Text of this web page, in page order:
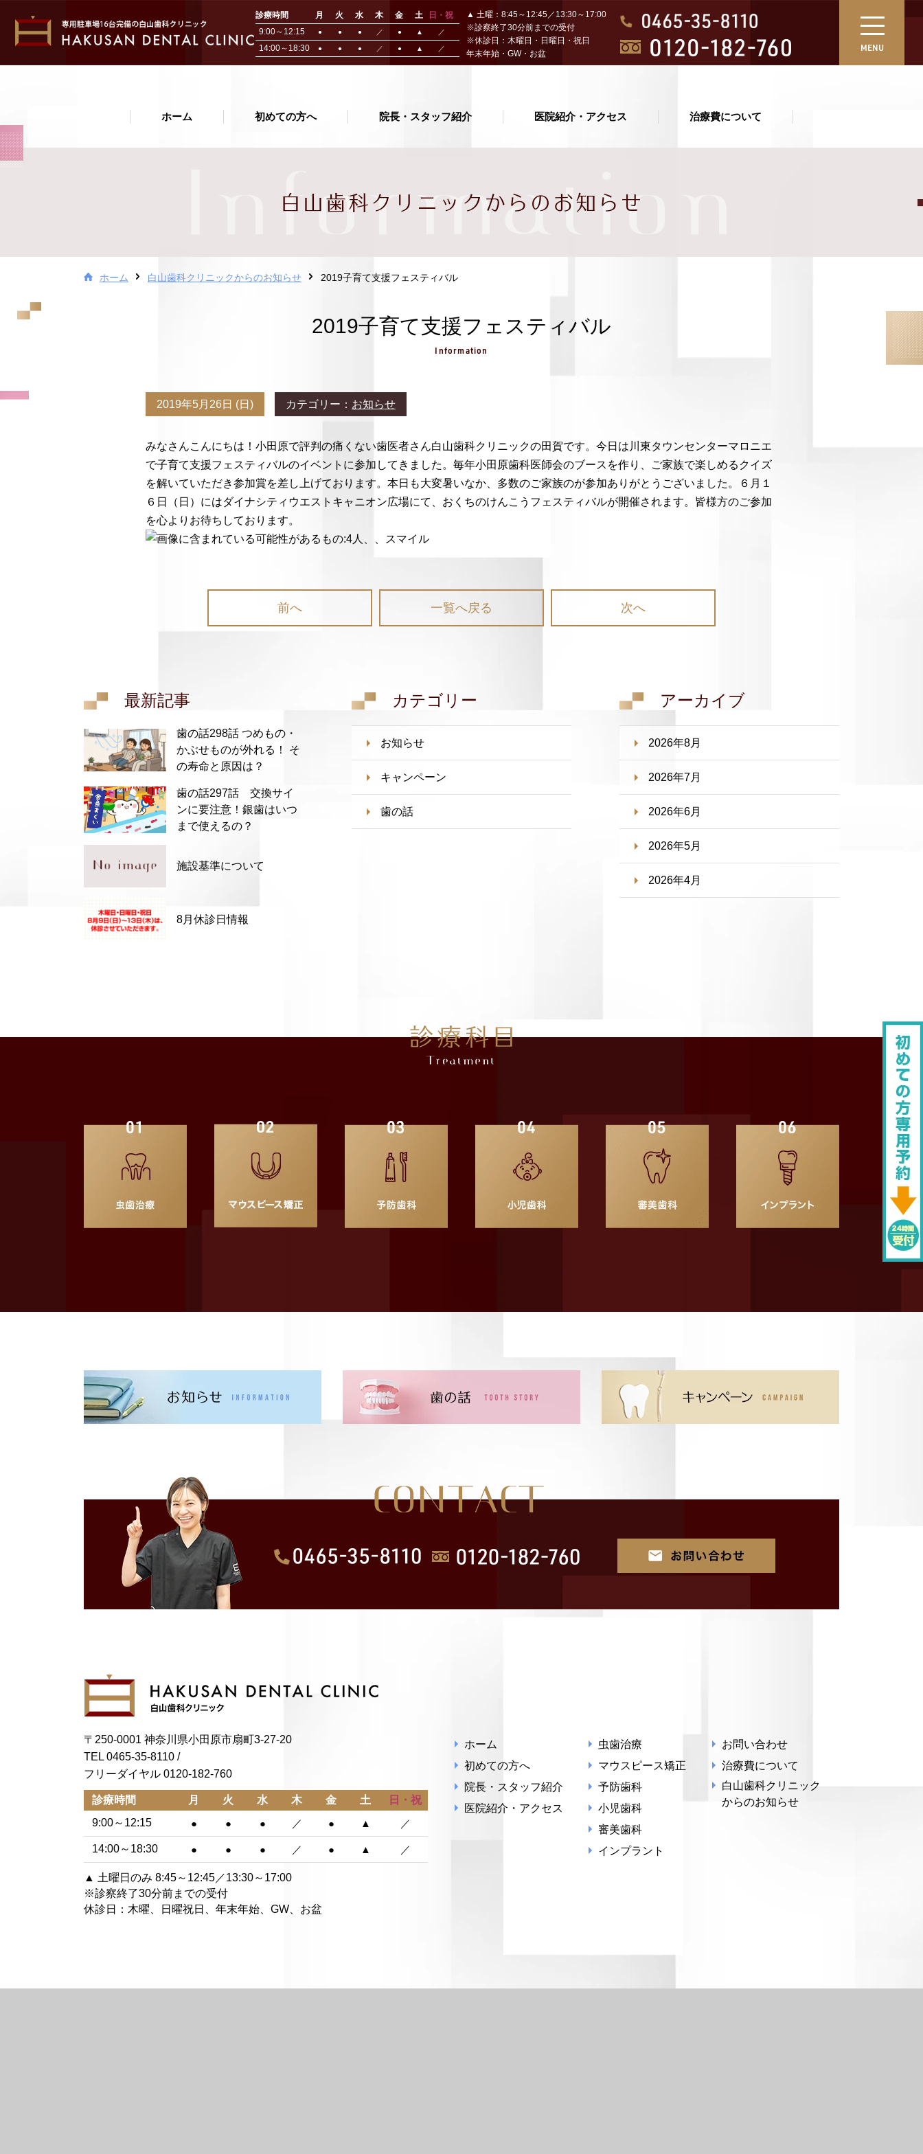
診療時間 月 火 水 木 金 土
日・祝
9:00～12:15
● ● ● ／ ● ▲ ／
14:00～18:30 ● ● ● ／ ● ▲ ／
▲ 土曜：8:45～12:45／13:30～17:00
※診察終了30分前までの受付
※休診日：木曜日・日曜日・祝日
年末年始・GW・お盆
MENU
ホーム 初めての方へ 院長・スタッフ紹介 医院紹介・アクセス 治療費について
医院紹介・アクセス
治療費について
白山歯科クリニック からのお知らせ
Information
ホーム 白山歯科クリニックからのお知らせ 2019子育て支援フェスティバル
2019子育て支援フェスティバル
Information
2019年5月26日 (日) カテゴリー： お知らせ
みなさんこんにちは！小田原で評判の痛くない歯医者さん白山歯科クリニックの田賀です。今日は川東タウンセンターマロニエ
で子育て支援フェスティバルのイベントに参加してきました。毎年小田原歯科医師会のブースを作り、ご家族で楽しめるクイズ
を解いていただき参加賞を差し上げております。本日も大変暑いなか、多数のご家族のが参加ありがとうございました。６月１
６日（日）にはダイナシティウエストキャニオン広場にて、おくちのけんこうフェスティバルが開催されます。皆様方のご参加
を心よりお待ちしております。
前へ 一覧へ戻る 次へ
最新記事
歯の話298話 つめもの・
かぶせものが外れる！ そ
の寿命と原因は？
歯の話297話 交換サイ
ンに要注意！銀歯はいつ
まで使えるの？
施設基準について
8月休診日情報
カテゴリー
お知らせ
キャンペーン
歯の話
アーカイブ
2026年8月
2026年7月
2026年6月
2026年5月
2026年4月
〒250-0001 神奈川県小田原市扇町3-27-20
TEL 0465-35-8110 /
フリーダイヤル 0120-182-760
診療時間 月 火 水 木 金 土
日・祝
9:00～12:15
● ● ● ／ ● ▲ ／
14:00～18:30 ● ● ● ／ ● ▲ ／
▲ 土曜日のみ 8:45～12:45／13:30～17:00
※診察終了30分前までの受付
休診日：木曜、日曜祝日、年末年始、GW、お盆
ホーム
初めての方へ
院長・スタッフ紹介
医院紹介・アクセス
虫歯治療
マウスピース矯正
予防歯科
小児歯科
審美歯科
インプラント
お問い合わせ
治療費について
白山歯科クリニック
からのお知らせ